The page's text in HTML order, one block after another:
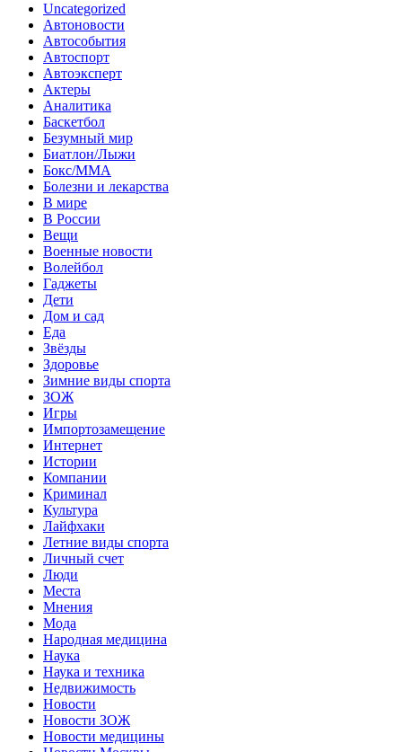
Uncategorized
Автоновости
Автособытия
Автоспорт
Автоэксперт
Актеры
Аналитика
Баскетбол
Безумный мир
Биатлон/Лыжи
Бокс/MMA
Болезни и лекарства
В мире
В России
Вещи
Военные новости
Волейбол
Гаджеты
Дети
Дом и сад
Еда
Звёзды
Здоровье
Зимние виды спорта
ЗОЖ
Игры
Импортозамещение
Интернет
Истории
Компании
Криминал
Культура
Лайфхаки
Летние виды спорта
Личный счет
Люди
Места
Мнения
Мода
Народная медицина
Наука
Наука и техника
Недвижимость
Новости
Новости ЗОЖ
Новости медицины